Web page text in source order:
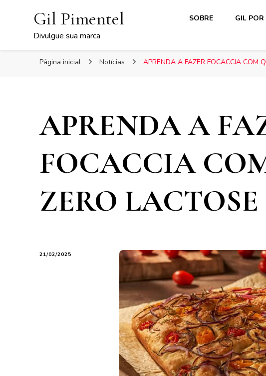
Gil Pimentel
Divulgue sua marca
SOBRE GIL POR
Página inicial Notícias APRENDA A FAZER FOCACCIA COM
APRENDA A
FOCACCIA
ZERO LACTOSE
21/02/2025